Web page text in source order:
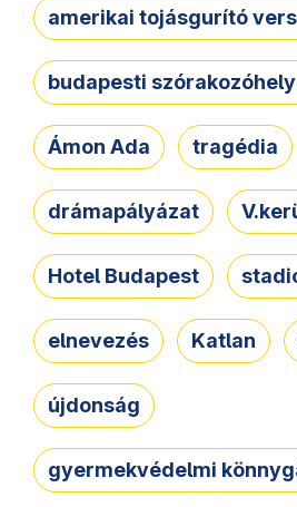
amerikai tojásgurító
budapesti
Ámon Ada tragédia
drámapályázat
Hotel Budapest
elnevezés Katlan
újdonság
gyermekvédelmi